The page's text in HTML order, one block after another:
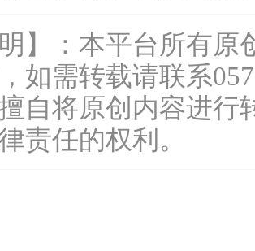
明】：本平台所有
如需转载请联系
自将原创内容进行
责任的权利。